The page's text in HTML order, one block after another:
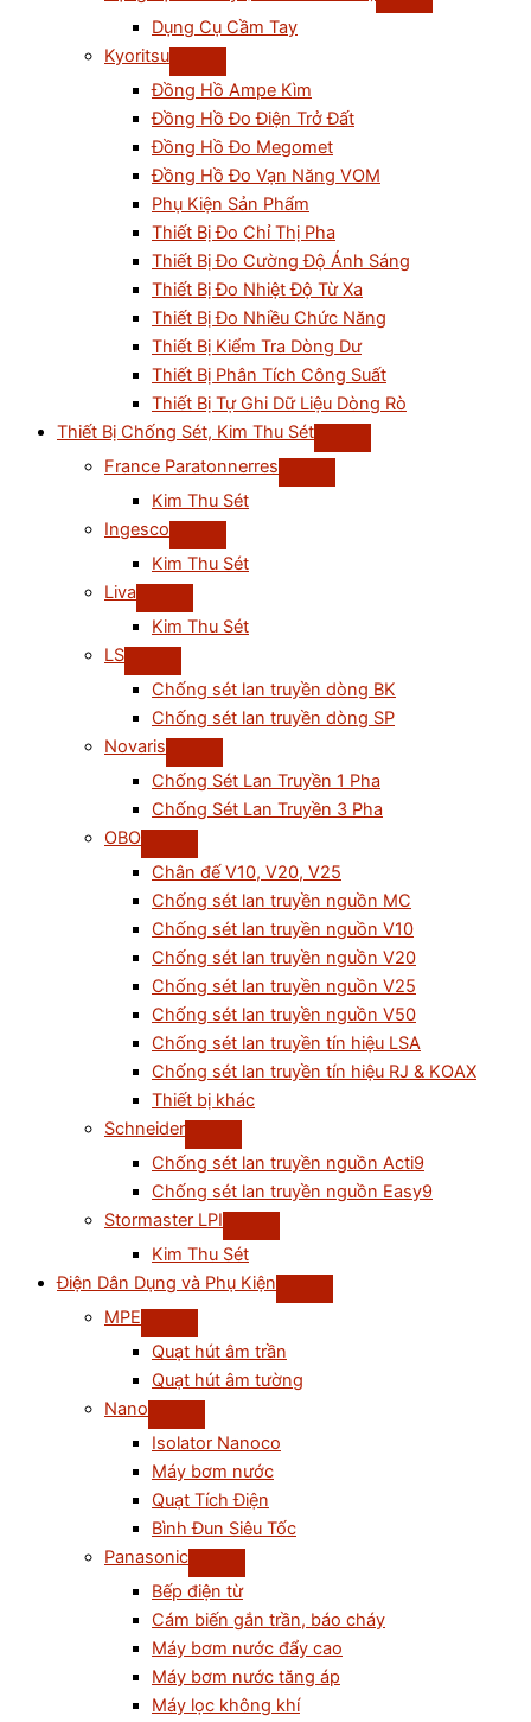
Dụng Cụ Cầm Tay
Kyoritsu
Đồng Hồ Ampe Kìm
Đồng Hồ Đo Điện Trở Đất
Đồng Hồ Đo Megomet
Đồng Hồ Đo Vạn Năng VOM
Phụ Kiện Sản Phẩm
Thiết Bị Đo Chỉ Thị Pha
Thiết Bị Đo Cường Độ Ánh Sáng
Thiết Bị Đo Nhiệt Độ Từ Xa
Thiết Bị Đo Nhiều Chức Năng
Thiết Bị Kiểm Tra Dòng Dư
Thiết Bị Phân Tích Công Suất
Thiết Bị Tự Ghi Dữ Liệu Dòng Rò
Thiết Bị Chống Sét, Kim Thu Sét
France Paratonnerres
Kim Thu Sét
Ingesco
Kim Thu Sét
Liva
Kim Thu Sét
LS
Chống sét lan truyền dòng BK
Chống sét lan truyền dòng SP
Novaris
Chống Sét Lan Truyền 1 Pha
Chống Sét Lan Truyền 3 Pha
OBO
Chân đế V10, V20, V25
Chống sét lan truyền nguồn MC
Chống sét lan truyền nguồn V10
Chống sét lan truyền nguồn V20
Chống sét lan truyền nguồn V25
Chống sét lan truyền nguồn V50
Chống sét lan truyền tín hiệu LSA
Chống sét lan truyền tín hiệu RJ & KOAX
Thiết bị khác
Schneider
Chống sét lan truyền nguồn Acti9
Chống sét lan truyền nguồn Easy9
Stormaster LPI
Kim Thu Sét
Điện Dân Dụng và Phụ Kiện
MPE
Quạt hút âm trần
Quạt hút âm tường
Nano
Isolator Nanoco
Máy bơm nước
Quạt Tích Điện
Bình Đun Siêu Tốc
Panasonic
Bếp điện từ
Cám biến gắn trần, báo cháy
Máy bơm nước đẩy cao
Máy bơm nước tăng áp
Máy lọc không khí